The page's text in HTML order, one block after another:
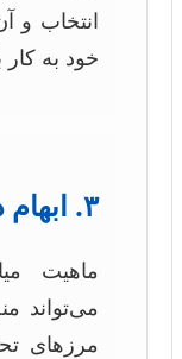
انتخاب و
خود به کار
۳. ابهام در مرزهای تحقیق
ماهیت
می‌تواند
مرزهای